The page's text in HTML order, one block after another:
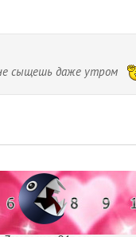
сыщешь даже утром